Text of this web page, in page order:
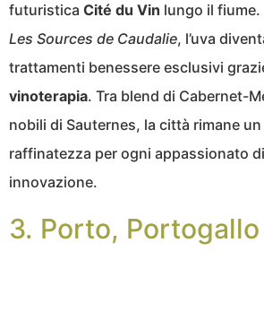
futuristica Cité du Vin lungo il
Les Sources de Caudalie, l’uva
trattamenti benessere esclusivi
vinoterapia. Tra blend di Cabernet-
nobili di Sauternes, la città rimane
raffinatezza per ogni appassionato
innovazione.
3. Porto, Portogallo